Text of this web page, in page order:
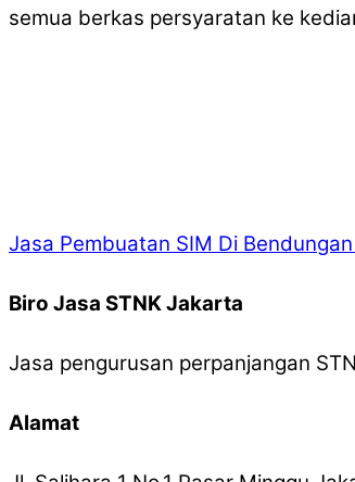
semua berkas persyaratan ke
Jasa Pembuatan SIM Di
Biro Jasa STNK Jakarta
Jasa pengurusan perpanjangan
Alamat